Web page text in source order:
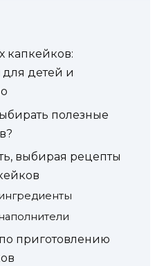
капкейков:
детей и
полезные
выбирая рецепты
приготовлению